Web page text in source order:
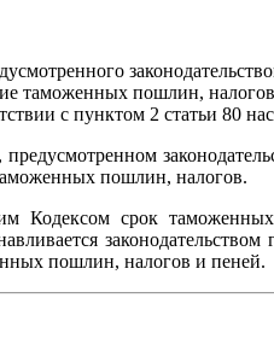
таможенных пошлин,
с пунктом 2 статьи 80
пошлин, налогов.
Кодексом срок
законодательством
пошлин, налогов и пеней.